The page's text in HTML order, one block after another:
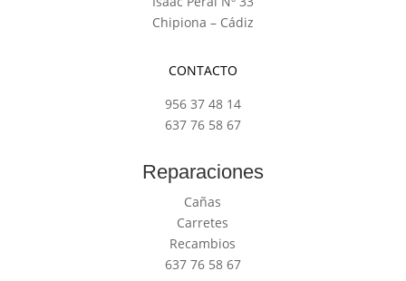
Chipiona – Cádiz
CONTACTO
956 37 48 14
637 76 58 67
Reparaciones
Cañas
Carretes
Recambios
637 76 58 67